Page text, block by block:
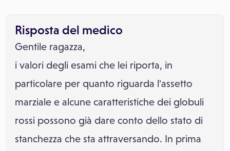
Risposta del medico
Gentile ragazza,
i valori degli esami che lei riporta, in
particolare per quanto riguarda l'assetto
marziale e alcune caratteristiche dei globuli
rossi possono già dare conto dello stato di
stanchezza che sta attraversando. In prima